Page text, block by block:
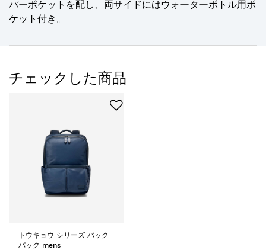
パーポケットを配し、両サイドにはウォーターボトル用ポ
ケット付き。
チェックした商品
トウキョウ シリーズ バック
パック mens